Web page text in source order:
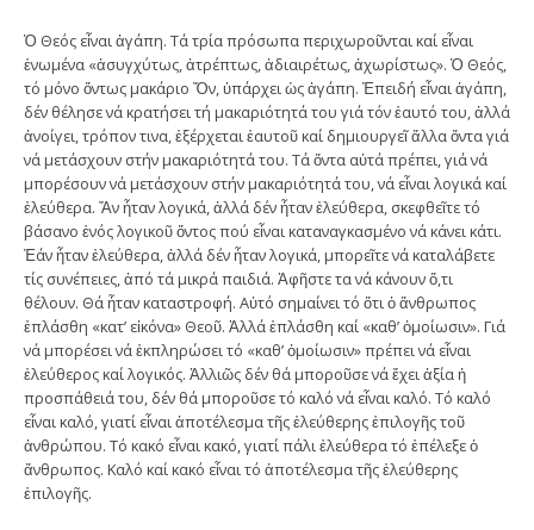
Ὁ Θεός εἶναι ἀγάπη. Τά τρία πρόσωπα περιχωροῦνται καί εἶναι
ἑνωμένα «ἀσυγχύτως, ἀτρέπτως, ἀδιαιρέτως, ἀχωρίστως». Ὁ Θεός,
τό μόνο ὄντως μακάριο Ὄν, ὑπάρχει ὡς ἀγάπη. Ἐπειδή εἶναι ἀγάπη,
δέν θέλησε νά κρατήσει τή μακαριότητά του γιά τόν ἑαυτό του, ἀλλά
ἀνοίγει, τρόπον τινα, ἐξέρχεται ἑαυτοῦ καί δημιουργεῖ ἄλλα ὄντα γιά
νά μετάσχουν στήν μακαριότητά του. Τά ὄντα αὐτά πρέπει, γιά νά
μπορέσουν νά μετάσχουν στήν μακαριότητά του, νά εἶναι λογικά καί
ἐλεύθερα. Ἄν ἦταν λογικά, ἀλλά δέν ἦταν ἐλεύθερα, σκεφθεῖτε τό
βάσανο ἑνός λογικοῦ ὄντος πού εἶναι καταναγκασμένο νά κάνει κάτι.
Ἐάν ἦταν ἐλεύθερα, ἀλλά δέν ἦταν λογικά, μπορεῖτε νά καταλάβετε
τίς συνέπειες, ἀπό τά μικρά παιδιά. Ἀφῆστε τα νά κάνουν ὅ,τι
θέλουν. Θά ἦταν καταστροφή. Αὐτό σημαίνει τό ὅτι ὁ ἄνθρωπος
ἐπλάσθη «κατ’ εἰκόνα» Θεοῦ. Ἀλλά ἐπλάσθη καί «καθ’ ὁμοίωσιν». Γιά
νά μπορέσει νά ἐκπληρώσει τό «καθ’ ὁμοίωσιν» πρέπει νά εἶναι
ἐλεύθερος καί λογικός. Ἀλλιῶς δέν θά μποροῦσε νά ἔχει ἀξία ἡ
προσπάθειά του, δέν θά μποροῦσε τό καλό νά εἶναι καλό. Τό καλό
εἶναι καλό, γιατί εἶναι ἀποτέλεσμα τῆς ἐλεύθερης ἐπιλογῆς τοῦ
ἀνθρώπου. Τό κακό εἶναι κακό, γιατί πάλι ἐλεύθερα τό ἐπέλεξε ὁ
ἄνθρωπος. Καλό καί κακό εἶναι τό ἀποτέλεσμα τῆς ἐλεύθερης
ἐπιλογῆς.